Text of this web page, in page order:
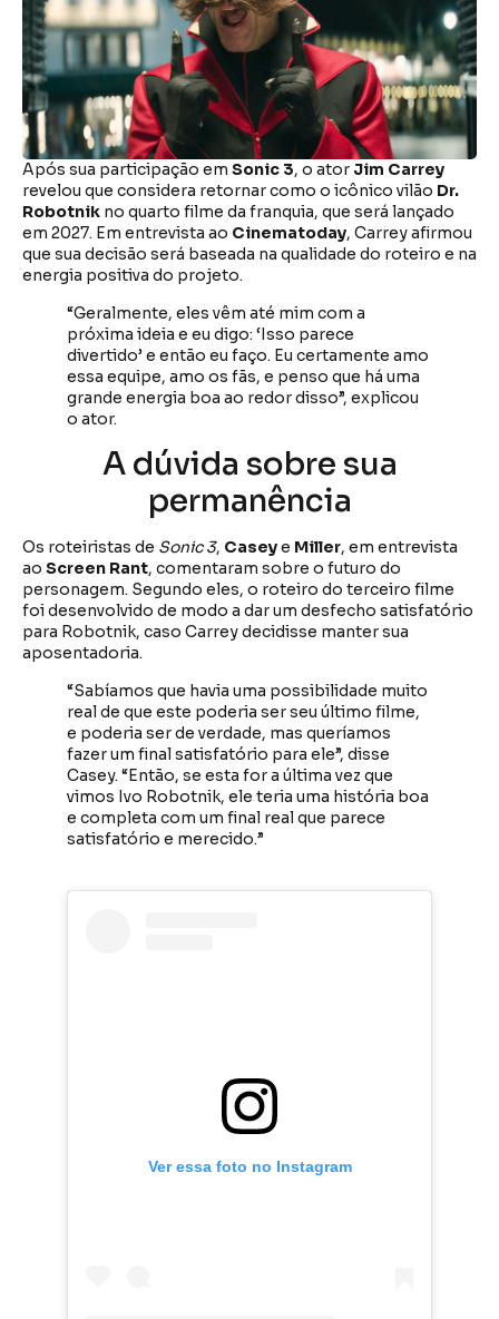
Após sua participação em Sonic 3, o ator Jim Carrey
revelou que considera retornar como o icônico vilão Dr.
Robotnik no quarto filme da franquia, que será lançado
em 2027. Em entrevista ao Cinematoday, Carrey afirmou
que sua decisão será baseada na qualidade do roteiro e na
energia positiva do projeto.
“Geralmente, eles vêm até mim com a
próxima ideia e eu digo: ‘Isso parece
divertido’ e então eu faço. Eu certamente amo
essa equipe, amo os fãs, e penso que há uma
grande energia boa ao redor disso”, explicou
o ator.
A dúvida sobre sua
permanência
Os roteiristas de Sonic 3, Caseye Miller, em entrevista
ao Screen Rant, comentaram sobre o futuro do
personagem. Segundo eles, o roteiro do terceiro filme
foi desenvolvido de modo a dar um desfecho satisfatório
para Robotnik, caso Carrey decidisse manter sua
aposentadoria.
“Sabíamos que havia uma possibilidade muito
real de que este poderia ser seu último filme,
e poderia ser de verdade, mas queríamos
fazer um final satisfatório para ele”, disse
Casey. “Então, se esta for a última vez que
vimos Ivo Robotnik, ele teria uma história boa
e completa com um final real que parece
satisfatório e merecido.”
Ver essa foto no Instagram